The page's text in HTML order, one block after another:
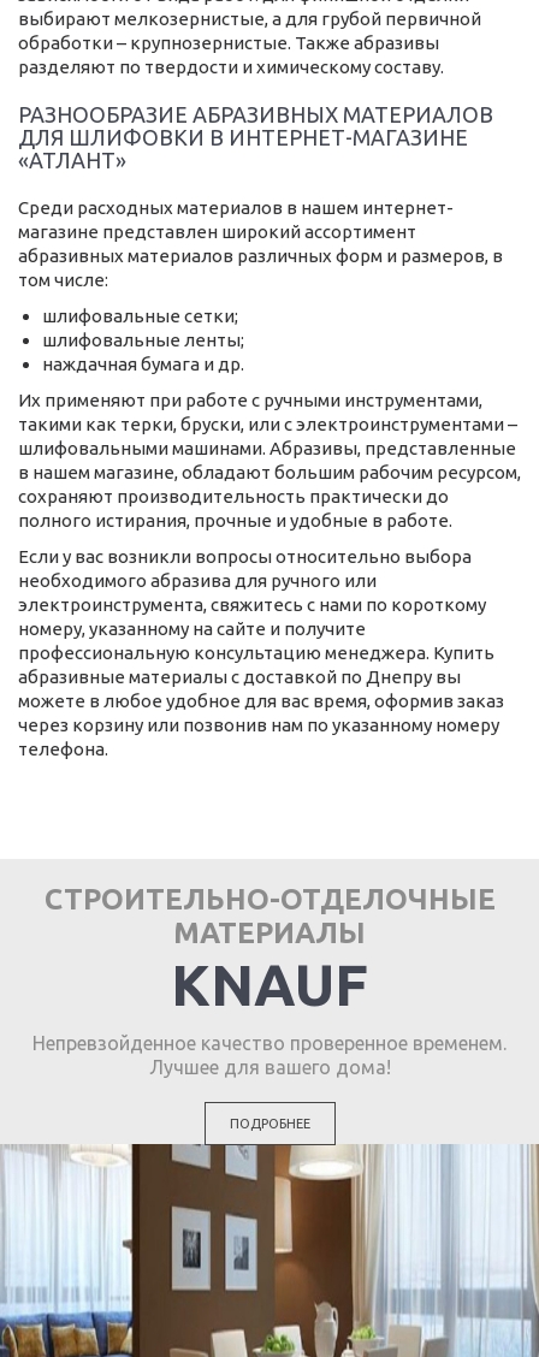
выбирают мелкозернистые, а для грубой первичной
обработки – крупнозернистые. Также абразивы
разделяют по твердости и химическому составу.
РАЗНООБРАЗИЕ АБРАЗИВНЫХ МАТЕРИАЛОВ
ДЛЯ ШЛИФОВКИ В ИНТЕРНЕТ-МАГАЗИНЕ
«АТЛАНТ»
Среди расходных материалов в нашем интернет-
магазине представлен широкий ассортимент
абразивных материалов различных форм и размеров, в
том числе:
шлифовальные сетки;
шлифовальные ленты;
наждачная бумага и др.
Их применяют при работе с ручными инструментами,
такими как терки, бруски, или с электроинструментами –
шлифовальными машинами. Абразивы, представленные
в нашем магазине, обладают большим рабочим ресурсом,
сохраняют производительность практически до
полного истирания, прочные и удобные в работе.
Если у вас возникли вопросы относительно выбора
необходимого абразива для ручного или
электроинструмента, свяжитесь с нами по короткому
номеру, указанному на сайте и получите
профессиональную консультацию менеджера. Купить
абразивные материалы с доставкой по Днепру вы
можете в любое удобное для вас время, оформив заказ
через корзину или позвонив нам по указанному номеру
телефона.
СТРОИТЕЛЬНО-ОТДЕЛОЧНЫЕ
МАТЕРИАЛЫ
KNAUF
Непревзойденное качество проверенное временем.
Лучшее для вашего дома!
ПОДРОБНЕЕ